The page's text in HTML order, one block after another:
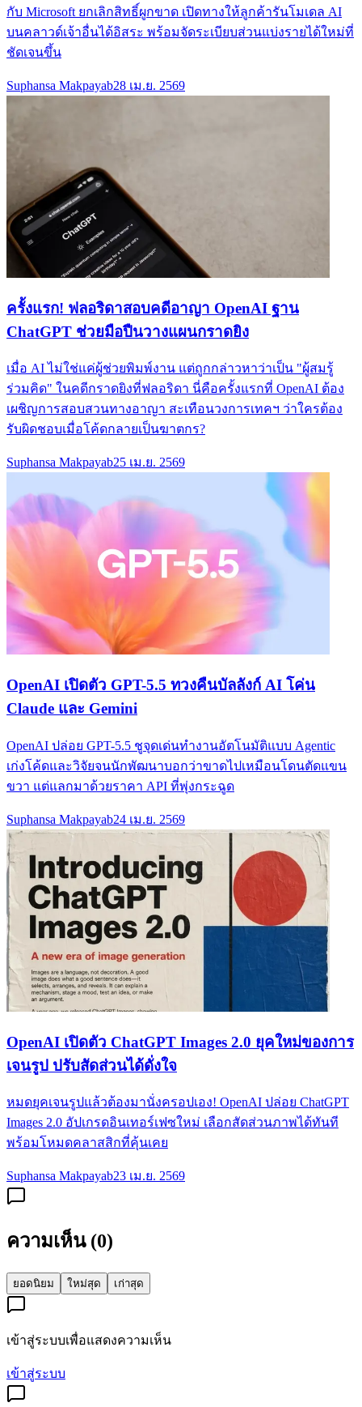
กับ Microsoft ยกเลิกสิทธิ์ผูกขาด เปิดทางให้ลูกค้ารันโมเดล AI
บนคลาวด์เจ้าอื่นได้อิสระ พร้อมจัดระเบียบส่วนแบ่งรายได้ใหม่ที่
ชัดเจนขึ้น
Suphansa Makpayab28 เม.ย. 2569
ครั้งแรก! ฟลอริดาสอบคดีอาญา OpenAI ฐาน
ChatGPT ช่วยมือปืนวางแผนกราดยิง
เมื่อ AI ไม่ใช่แค่ผู้ช่วยพิมพ์งาน แต่ถูกกล่าวหาว่าเป็น "ผู้สมรู้
ร่วมคิด" ในคดีกราดยิงที่ฟลอริดา นี่คือครั้งแรกที่ OpenAI ต้อง
เผชิญการสอบสวนทางอาญา สะเทือนวงการเทคฯ ว่าใครต้อง
รับผิดชอบเมื่อโค้ดกลายเป็นฆาตกร?
Suphansa Makpayab25 เม.ย. 2569
OpenAI เปิดตัว GPT-5.5 ทวงคืนบัลลังก์ AI โค่น
Claude และ Gemini
OpenAI ปล่อย GPT-5.5 ชูจุดเด่นทำงานอัตโนมัติแบบ Agentic
เก่งโค้ดและวิจัยจนนักพัฒนาบอกว่าขาดไปเหมือนโดนตัดแขน
ขวา แต่แลกมาด้วยราคา API ที่พุ่งกระฉูด
Suphansa Makpayab24 เม.ย. 2569
OpenAI เปิดตัว ChatGPT Images 2.0 ยุคใหม่ของการ
เจนรูป ปรับสัดส่วนได้ดั่งใจ
หมดยุคเจนรูปแล้วต้องมานั่งครอปเอง! OpenAI ปล่อย ChatGPT
Images 2.0 อัปเกรดอินเทอร์เฟซใหม่ เลือกสัดส่วนภาพได้ทันที
พร้อมโหมดคลาสสิกที่คุ้นเคย
Suphansa Makpayab23 เม.ย. 2569
ความเห็น (0)
ยอดนิยม ใหม่สุด เก่าสุด
เข้าสู่ระบบเพื่อแสดงความเห็น
เข้าสู่ระบบ